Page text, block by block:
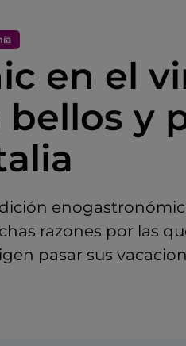
en el
bellos y
razones por las
pasar sus